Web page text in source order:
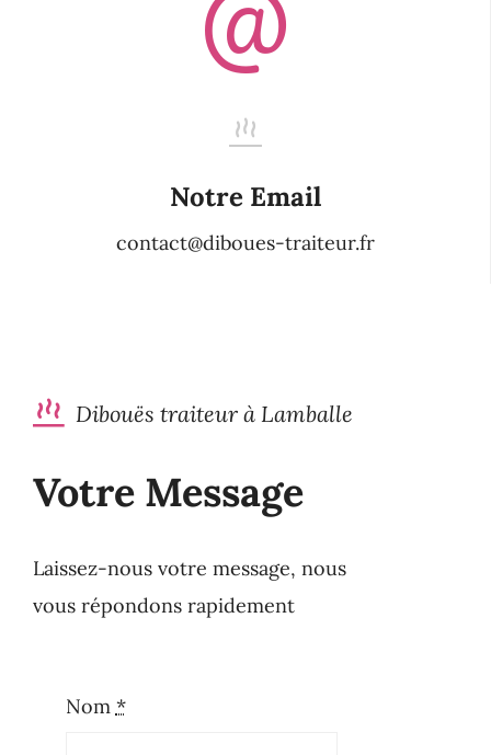
Notre Email
contact@diboues-traiteur.fr
Dibouës traiteur à Lamballe
Votre Message
Laissez-nous votre message, nous
vous répondons rapidement
Nom *